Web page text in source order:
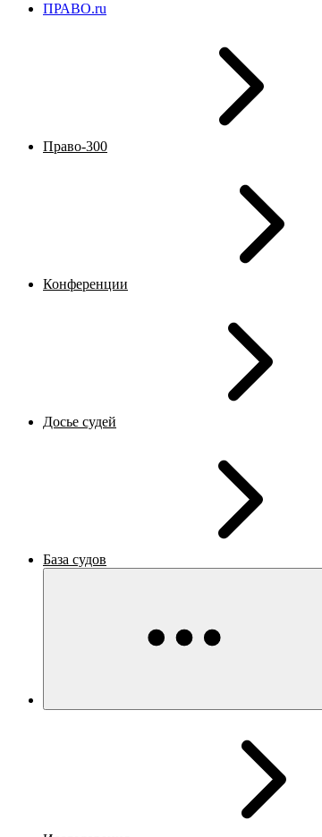
ПРАВО.ru
Право-300
Конференции
Досье судей
База судов